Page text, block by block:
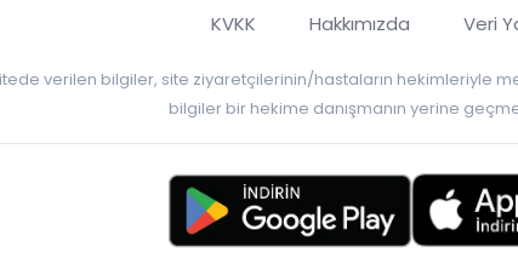
KVKK Hakkımızda Veri
verilen bilgiler, site ziyaretçilerinin/hastaların hekimleriyle
bilgiler bir hekime danışmanın yerine